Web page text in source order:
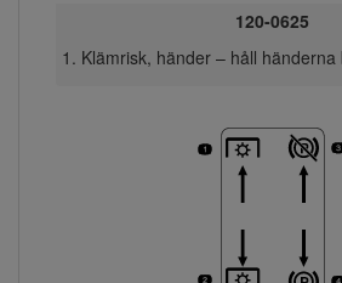
120-0625
Klämrisk, händer – håll händerna